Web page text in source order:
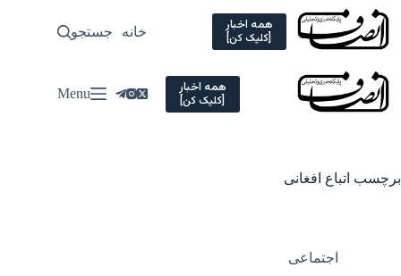
Skip
content
همه اخبار
[کلیک کن] خانه سیاسی
جستجو
همه اخبار
[کلیک کن] Menu
برچسب اتباع افغانی
اجتماعی